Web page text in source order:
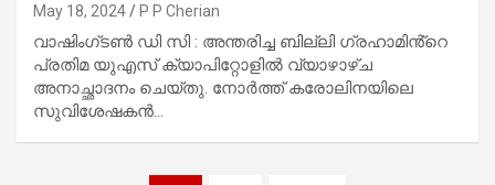
May 18, 2024 P P Cherian
വാഷിംഗ്‌ടൺ ഡി സി : അന്തരിച്ച ബില്ലി ഗ്രഹാമിൻ്റെ
പ്രതിമ യുഎസ് ക്യാപിറ്റോളിൽ വ്യാഴാഴ്ച
അനാച്ഛാദനം ചെയ്തു. നോർത്ത് കരോലിനയിലെ
സുവിശേഷകൻ…